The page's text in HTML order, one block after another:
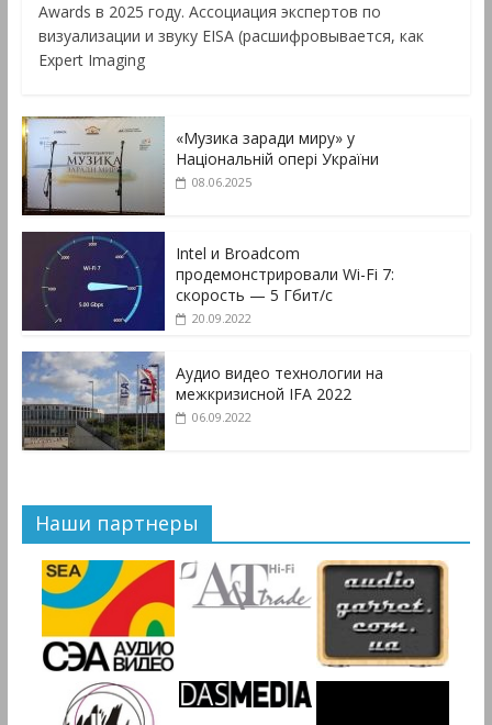
Awards в 2025 году. Ассоциация экспертов по
визуализации и звуку EISA (расшифровывается, как
Expert Imaging
«Музика заради миру» у
Національній опері України
08.06.2025
Intel и Broadcom
продемонстрировали Wi-Fi 7:
скорость — 5 Гбит/с
20.09.2022
Аудио видео технологии на
межкризисной IFA 2022
06.09.2022
Наши партнеры